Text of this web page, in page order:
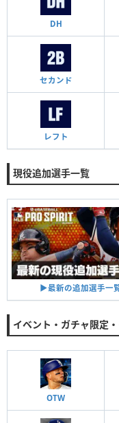
DH
セカンド
レフト
現役追加選手一覧
▶︎最新の追加選手一
イベント・ガチャ限定
OTW